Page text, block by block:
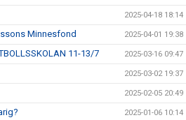
2025-04-18 18:14
Minnesfond 2025-04-01 19:38
11-13/7 2025-03-16 09:47
2025-03-02 19:37
2025-02-05 20:49
2025-01-06 10:14